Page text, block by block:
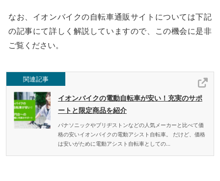
なお、イオンバイクの自転車通販サイトについては下記
の記事にて詳しく解説していますので、この機会に是非
ご覧ください。
関連記事
イオンバイクの電動自転車が安い！充実のサポ
ートと限定商品を紹介
パナソニックやブリヂストンなどの人気メーカーと比べて価
格の安いイオンバイクの電動アシスト自転車。 だけど、価格
は安いがために電動アシスト自転車としての...